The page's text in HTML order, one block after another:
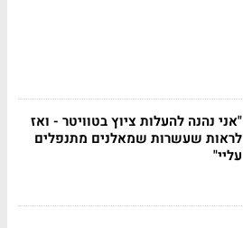
"אני נהנה להעלות ציוץ בטוויטר - ואז
לראות שעשרות שמאלנים מתנפלים
עליי"